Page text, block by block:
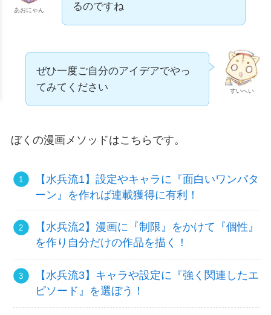
あおにゃん
るのですね
すいへい
ぜひ一度ご自分のアイデアでやっ
てみてください
ぼくの漫画メソッドはこちらです。
【水兵流1】設定やキャラに『面白いワンパタ
ーン』を作れば連載獲得に有利！
【水兵流2】漫画に『制限』をかけて『個性』
を作り自分だけの作品を描く！
【水兵流3】キャラや設定に『強く関連したエ
ピソード』を選ぼう！